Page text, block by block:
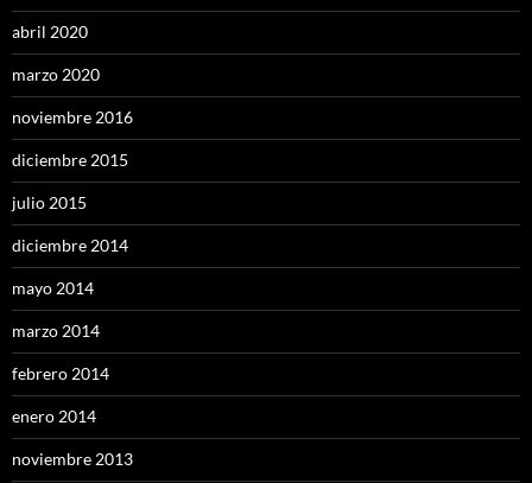
abril 2020
marzo 2020
noviembre 2016
diciembre 2015
julio 2015
diciembre 2014
mayo 2014
marzo 2014
febrero 2014
enero 2014
noviembre 2013